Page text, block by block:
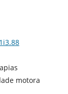
motora